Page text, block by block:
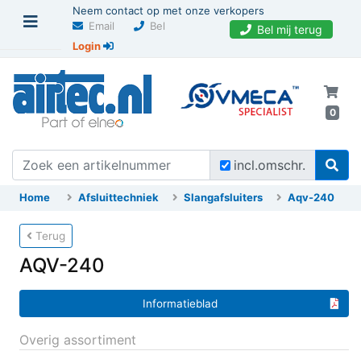
Neem contact op met onze verkopers
Email
Bel Bel mij terug
Login
0
incl.omschr.
Home Afsluittechniek Slangafsluiters Aqv-240
Terug
AQV-240
Informatieblad
Overig assortiment